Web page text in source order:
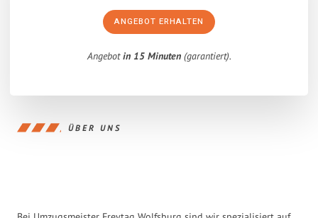
ANGEBOT ERHALTEN
Angebotin 15 Minuten(garantiert).
ÜBER UNS